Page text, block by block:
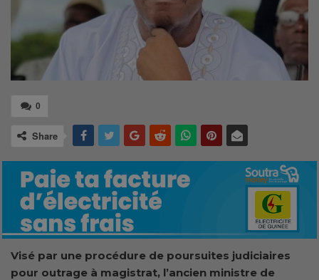
0
Share
Visé par une procédure de poursuites judiciaires
pour outrage à magistrat, l’ancien ministre de